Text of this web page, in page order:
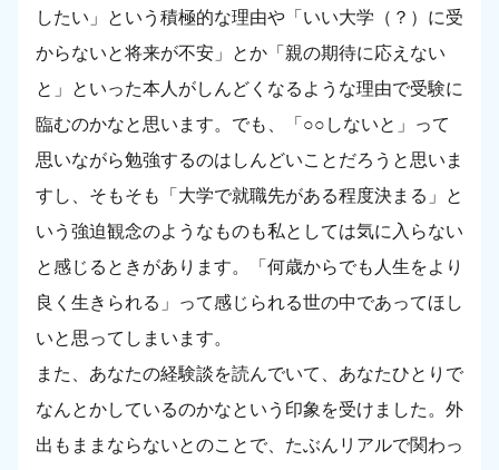
したい」という積極的な理由や「いい大学（？）に受
からないと将来が不安」とか「親の期待に応えない
と」といった本人がしんどくなるような理由で受験に
臨むのかなと思います。でも、「○○しないと」って
思いながら勉強するのはしんどいことだろうと思いま
すし、そもそも「大学で就職先がある程度決まる」と
いう強迫観念のようなものも私としては気に入らない
と感じるときがあります。「何歳からでも人生をより
良く生きられる」って感じられる世の中であってほし
いと思ってしまいます。
また、あなたの経験談を読んでいて、あなたひとりで
なんとかしているのかなという印象を受けました。外
出もままならないとのことで、たぶんリアルで関わっ